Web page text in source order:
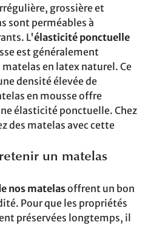
grossière et
sont perméables à
L'élasticité ponctuelle
est généralement
en latex naturel. Ce
densité élevée de
en mousse offre
élasticité ponctuelle. Chez
des matelas avec cette
un matelas
nos matelasoffrent un bon
Pour que les propriétés
préservées longtemps, il